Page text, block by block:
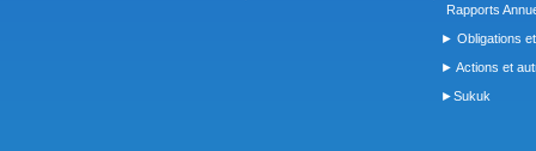
Rapports
► Obligations
► Actions et
►Sukuk